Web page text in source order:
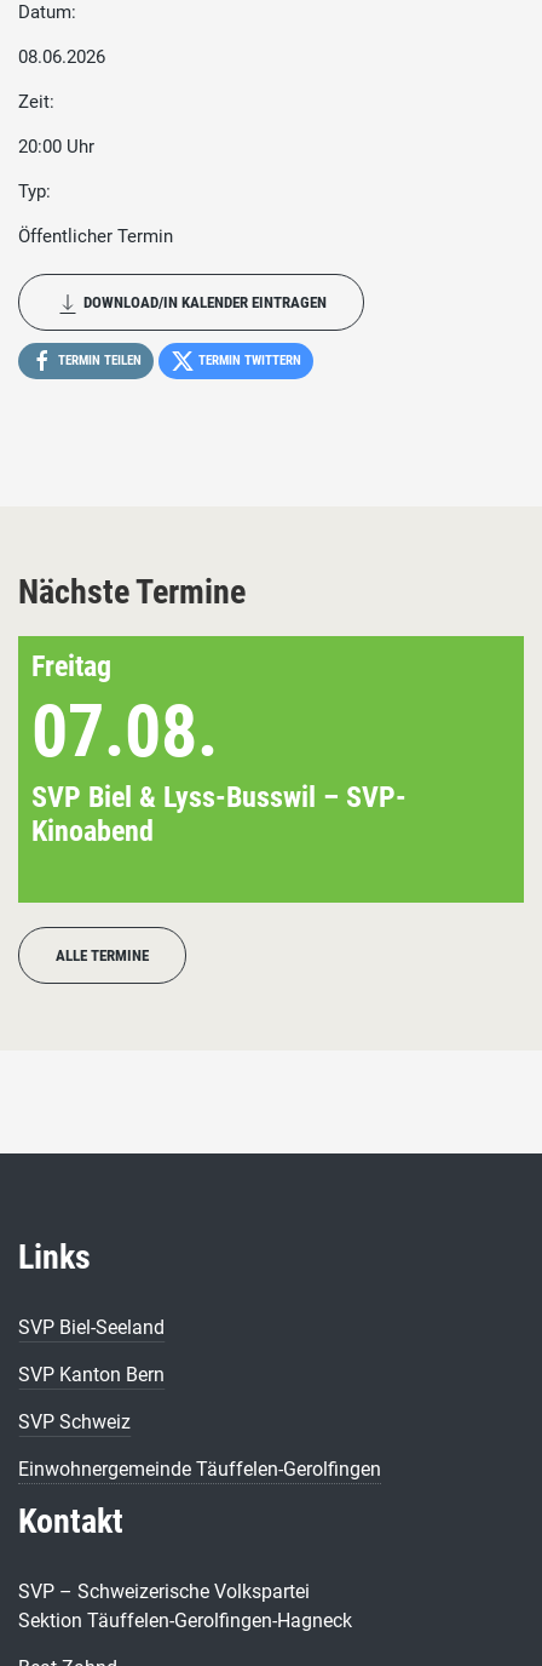
Datum:
08.06.2026
Zeit:
20:00 Uhr
Typ:
Öffentlicher Termin
DOWNLOAD/IN KALENDER EINTRAGEN
TERMIN TEILEN TERMIN TWITTERN
Nächste Termine
Freitag
07.08.
SVP Biel & Lyss-Busswil – SVP-
Kinoabend
ALLE TERMINE
Links
SVP Biel-Seeland
SVP Kanton Bern
SVP Schweiz
Einwohnergemeinde Täuffelen-Gerolfingen
Kontakt
SVP – Schweizerische Volkspartei
Sektion Täuffelen-Gerolfingen-Hagneck